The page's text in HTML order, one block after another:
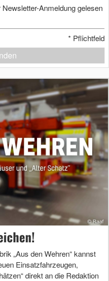
Anmeldung gelesen
* Pflichtfeld
„Aus den Wehren“ kannst
Einsatzfahrzeugen,
direkt an die Redaktion